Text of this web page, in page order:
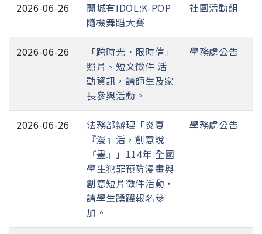
2026-06-26
蘭城有IDOL:K-POP
隨機舞蹈大賽
社團活動組
2026-06-26
「跨時光．限時信」
照片、短文徵件 活
動資訊，請師生及家
長參與活動。
學務處公告
2026-06-26
法務部辦理「炎夏
『漫』活，創意說
『畫』」114年 全國
學生犯罪預防漫畫與
創意短片徵件活動，
請學生踴躍報名參
加。
學務處公告